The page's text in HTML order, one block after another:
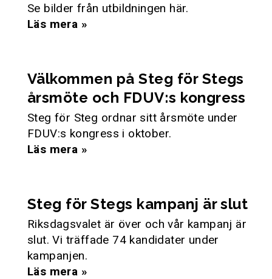
Se bilder från utbildningen här.
Läs mera »
Välkommen på Steg för Stegs
årsmöte och FDUV:s kongress
Steg för Steg ordnar sitt årsmöte under
FDUV:s kongress i oktober.
Läs mera »
Steg för Stegs kampanj är slut
Riksdagsvalet är över och vår kampanj är
slut. Vi träffade 74 kandidater under
kampanjen.
Läs mera »